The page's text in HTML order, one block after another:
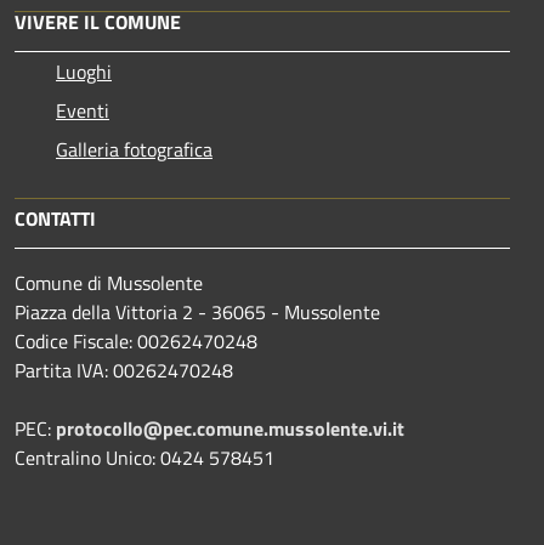
VIVERE IL COMUNE
Luoghi
Eventi
Galleria fotografica
CONTATTI
Comune di Mussolente
Piazza della Vittoria 2 - 36065 - Mussolente
Codice Fiscale: 00262470248
Partita IVA: 00262470248
PEC: protocollo@pec.comune.mussolente.vi.it
Centralino Unico: 0424 578451